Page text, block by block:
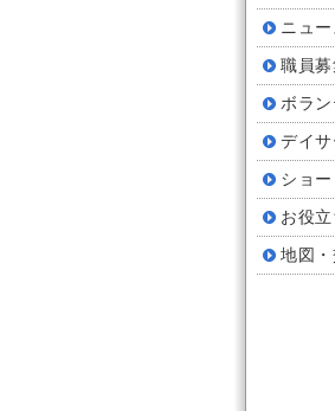
ニュー
職員
ボラ
デイ
ショ
お役
地図